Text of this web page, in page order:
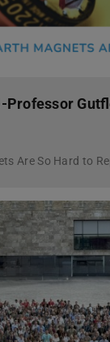
Professor
Are So Hard to